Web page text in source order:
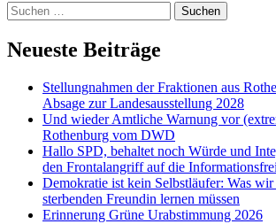
Suchen
nach:
Neueste Beiträge
Stellungnahmen der Fraktionen aus
Absage zur Landesausstellung 2028
Und wieder Amtliche Warnung vor
Rothenburg vom DWD
Hallo SPD, behaltet noch Würde und
den Frontalangriff auf die
Demokratie ist kein Selbstläufer: Was
sterbenden Freundin lernen müssen
Erinnerung Grüne Urabstimmung 2026